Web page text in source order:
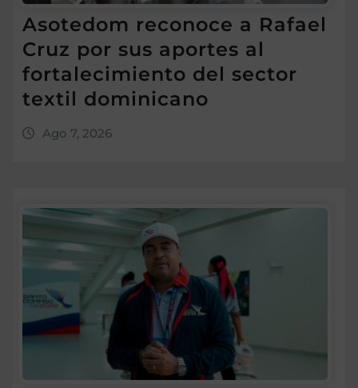
Asotedom reconoce a Rafael
Cruz por sus aportes al
fortalecimiento del sector
textil dominicano
Ago 7, 2026